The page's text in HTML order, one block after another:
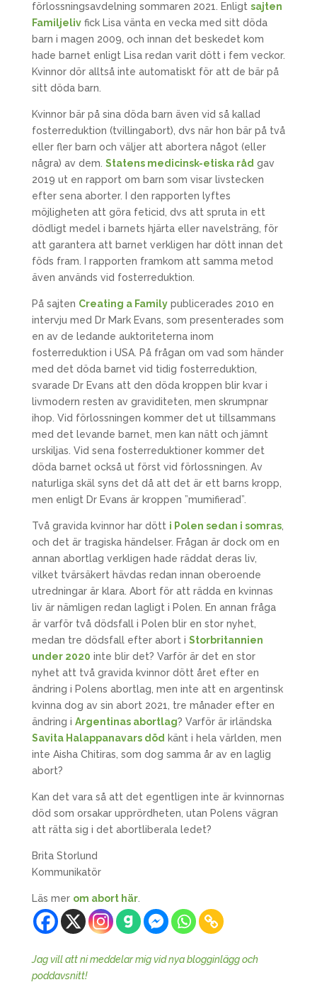
förlossningsavdelning sommaren 2021. Enligt sajten
Familjelivfick Lisa vänta en vecka med sitt döda
barn i magen 2009, och innan det beskedet kom
hade barnet enligt Lisa redan varit dött i fem veckor.
Kvinnor dör alltså inte automatiskt för att de bär på
sitt döda barn.
Kvinnor bär på sina döda barn även vid så kallad
fosterreduktion (tvillingabort), dvs när hon bär på två
eller fler barn och väljer att abortera något (eller
några) av dem. Statens medicinsk-etiska råd gav
2019 ut en rapport om barn som visar livstecken
efter sena aborter. I den rapporten lyftes
möjligheten att göra feticid, dvs att spruta in ett
dödligt medel i barnets hjärta eller navelsträng, för
att garantera att barnet verkligen har dött innan det
föds fram. I rapporten framkom att samma metod
även används vid fosterreduktion.
På sajten Creating a Familypublicerades 2010 en
intervju med Dr Mark Evans, som presenterades som
en av de ledande auktoriteterna inom
fosterreduktion i USA. På frågan om vad som händer
med det döda barnet vid tidig fosterreduktion,
svarade Dr Evans att den döda kroppen blir kvar i
livmodern resten av graviditeten, men skrumpnar
ihop. Vid förlossningen kommer det ut tillsammans
med det levande barnet, men kan nätt och jämnt
urskiljas. Vid sena fosterreduktioner kommer det
döda barnet också ut först vid förlossningen. Av
naturliga skäl syns det då att det är ett barns kropp,
men enligt Dr Evans är kroppen ”mumifierad”.
Två gravida kvinnor har dött i Polen sedan i somras,
och det är tragiska händelser. Frågan är dock om en
annan abortlag verkligen hade räddat deras liv,
vilket tvärsäkert hävdas redan innan oberoende
utredningar är klara. Abort för att rädda en kvinnas
liv är nämligen redan lagligt i Polen. En annan fråga
är varför två dödsfall i Polen blir en stor nyhet,
medan tre dödsfall efter abort i Storbritannien
under 2020 inte blir det? Varför är det en stor
nyhet att två gravida kvinnor dött året efter en
ändring i Polens abortlag, men inte att en argentinsk
kvinna dog av sin abort 2021, tre månader efter en
ändring i Argentinas abortlag? Varför är irländska
Savita Halappanavars död känt i hela världen, men
inte Aisha Chitiras, som dog samma år av en laglig
abort?
Kan det vara så att det egentligen inte är kvinnornas
död som orsakar upprördheten, utan Polens vägran
att rätta sig i det abortliberala ledet?
Brita Storlund
Kommunikatör
Läs mer om abort här.
Jag vill att ni meddelar mig vid nya blogginlägg och
poddavsnitt!